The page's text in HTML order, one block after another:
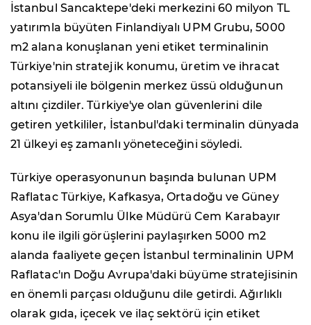
İstanbul Sancaktepe'deki merkezini 60 milyon TL
yatırımla büyüten Finlandiyalı UPM Grubu, 5000
m2 alana konuşlanan yeni etiket terminalinin
Türkiye'nin stratejik konumu, üretim ve ihracat
potansiyeli ile bölgenin merkez üssü olduğunun
altını çizdiler. Türkiye'ye olan güvenlerini dile
getiren yetkililer, İstanbul'daki terminalin dünyada
21 ülkeyi eş zamanlı yöneteceğini söyledi.
Türkiye operasyonunun başında bulunan UPM
Raflatac Türkiye, Kafkasya, Ortadoğu ve Güney
Asya'dan Sorumlu Ülke Müdürü Cem Karabayır
konu ile ilgili görüşlerini paylaşırken 5000 m2
alanda faaliyete geçen İstanbul terminalinin UPM
Raflatac'ın Doğu Avrupa'daki büyüme stratejisinin
en önemli parçası olduğunu dile getirdi. Ağırlıklı
olarak gıda, içecek ve ilaç sektörü için etiket